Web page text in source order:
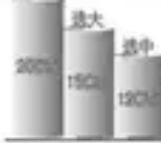
Développement LogicielÉcriture de Code
Amélioration du Code
Code Simplifié